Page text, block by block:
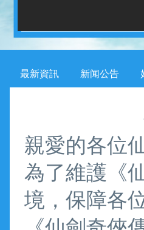
最新資訊 新闻公告
親愛的各位
為了維護《
境，保障各